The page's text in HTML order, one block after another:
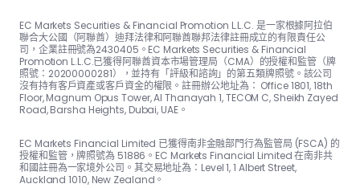
EC Markets Securities & Financial Promotion L.L.C. 是一家根據阿拉伯
聯合大公國（阿聯酋）迪拜法律和阿聯酋聯邦法律註冊成立的有限責任公
司，企業註冊號為2430405。EC Markets Securities & Financial
Promotion L.L.C.已獲得阿聯酋資本市場管理局（CMA）的授權和監管（牌
照號：20200000281），並持有「評級和諮詢」的第五類牌照號。該公司
沒有持有客戶資產或客戶資金的權限。註冊辦公地址為： Office 1801, 18th
Floor, Magnum Opus Tower, Al Thanayah 1, TECOM C, Sheikh Zayed
Road, Barsha Heights, Dubai, UAE。
EC Markets Financial Limited 已獲得南非金融部門行為監管局 (FSCA) 的
授權和監管，牌照號為 51886。EC Markets Financial Limited 在南非共
和國註冊為一家境外公司。其交易地址為：Level 1, 1 Albert Street,
Auckland 1010, New Zealand。